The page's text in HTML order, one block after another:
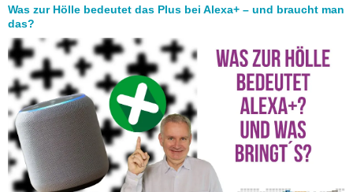
Was zur Hölle bedeutet das Plus bei Alexa+ – und braucht man
das?